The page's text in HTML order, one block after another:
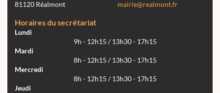
81120 Réalmont
mairie@realmont.fr
Horaires du secrétariat
Lundi
9h - 12h15 / 13h30 - 17h15
Mardi
8h - 12h15 / 13h30 - 17h15
Mercredi
8h - 12h15 / 13h30 - 17h15
Jeudi